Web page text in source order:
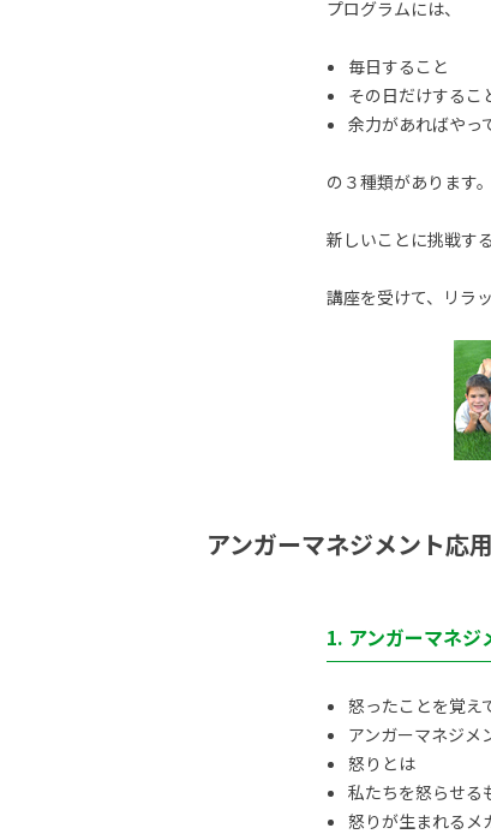
プログラムには、
毎日すること
その日だけするこ
余力があればやっ
の３種類があります。
新しいことに挑戦す
講座を受けて、リラ
アンガーマネジメント応
1. アンガーマネジ
怒ったことを覚え
アンガーマネジメ
怒りとは
私たちを怒らせる
怒りが生まれるメ